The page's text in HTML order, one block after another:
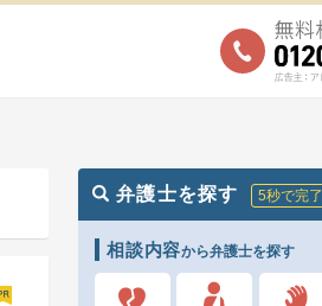
弁護士を探す 5秒で完了
相談内容から弁護士を探す